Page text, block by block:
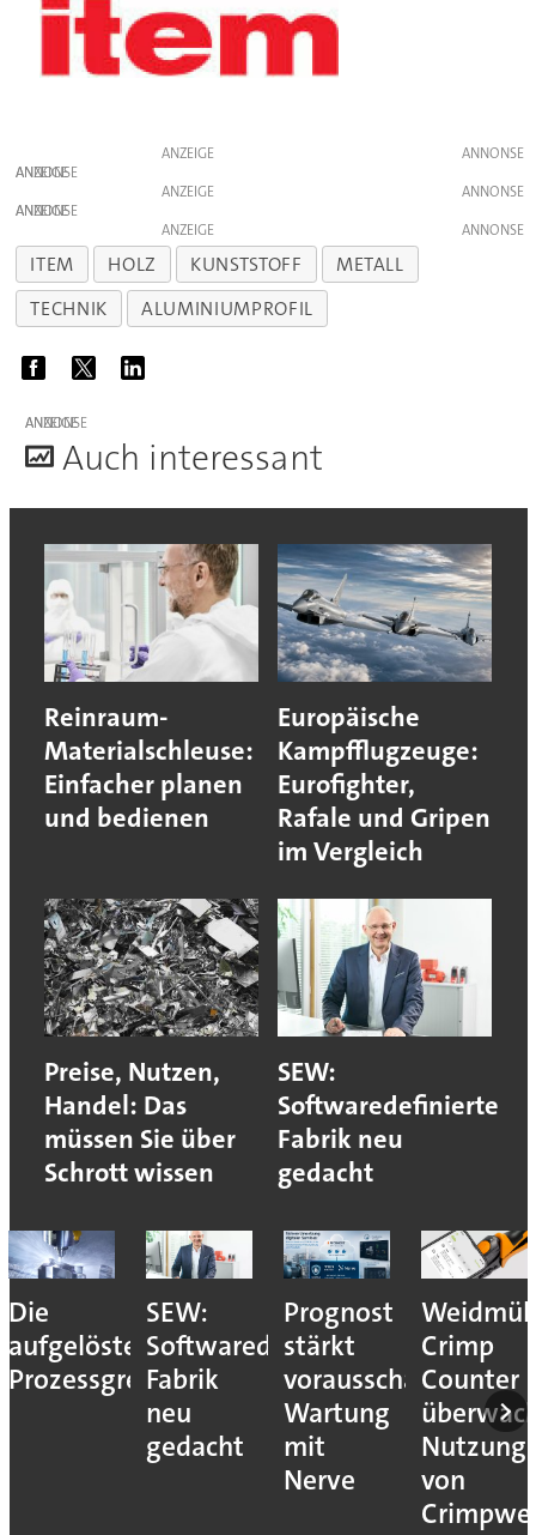
ANZEIGE
ANZEIGE
ANZEIGE
ANZEIGE
ANZEIGE
ITEM HOLZ KUNSTSTOFF
METALL
TECHNIK
ALUMINIUMPROFIL
ANZEIGE
Auch interessant
Reinraum-
Materialschleuse:
Einfacher planen
und bedienen
Europäische
Kampfflugzeuge:
Eurofighter,
Rafale und Gripen
im Vergleich
Preise, Nutzen,
Handel: Das
müssen Sie über
Schrott wissen
SEW:
Softwaredefinierte
Fabrik neu
gedacht
Die
aufgelöste
Prozessgrenze
SEW:
Softwaredefinierte
Fabrik
neu
gedacht
Prognost
stärkt
vorausschauende
Wartung
mit
Nerve
Crimp
Counter
Nutzung
von